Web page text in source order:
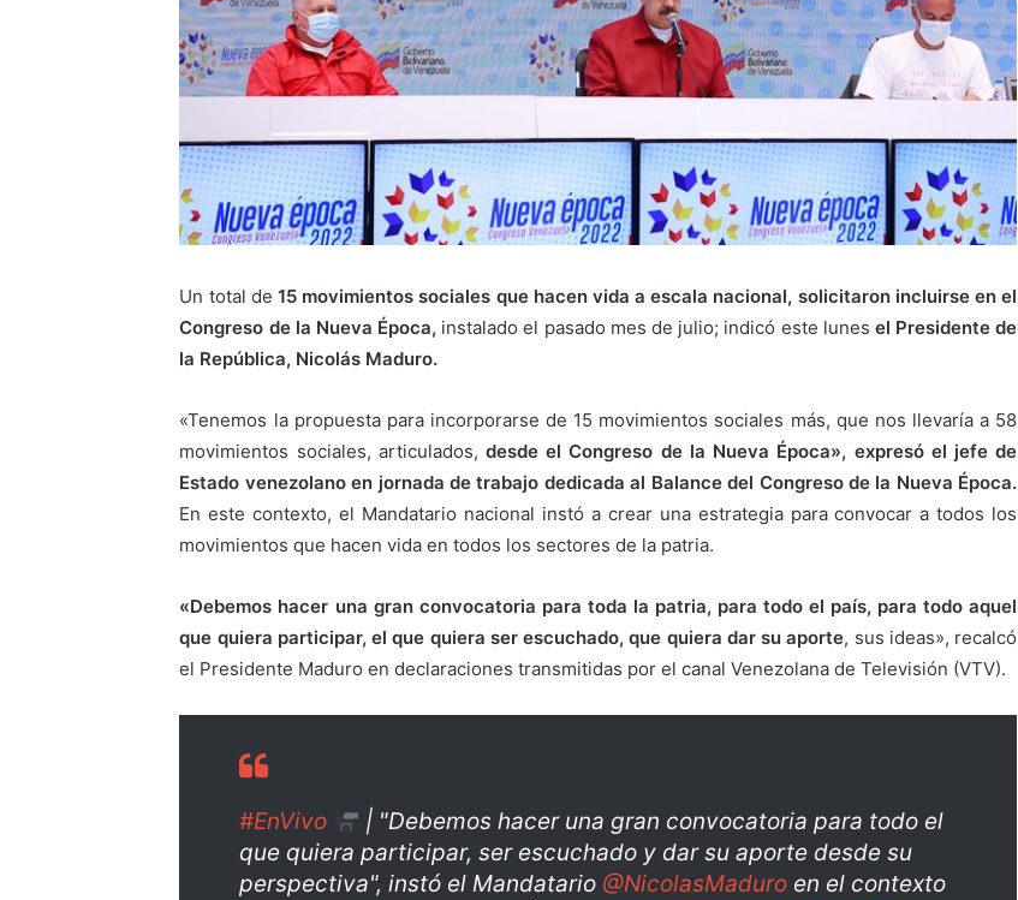
Un total de 15 movimientos sociales que hacen vida a escala nacional, solicitaron incluirse en el
Congreso de la Nueva Época, instalado el pasado mes de julio; indicó este lunes el Presidente de
la República, Nicolás Maduro.
«Tenemos la propuesta para incorporarse de 15 movimientos sociales más, que nos llevaría a 58
movimientos sociales, articulados,desde el Congreso de la Nueva Época», expresó el jefe de
Estado venezolano en jornada de trabajo dedicada al Balance del Congreso de la Nueva Época.
En este contexto, el Mandatario nacional instó a crear una estrategia para convocar a todos los
movimientos que hacen vida en todos los sectores de la patria.
«Debemos hacer una gran convocatoria para toda la patria, para todo el país, para todo aquel
que quiera participar, el que quiera ser escuchado, que quiera dar su aporte, sus ideas», recalcó
el Presidente Maduro en declaraciones transmitidas por el canal Venezolana de Televisión (VTV).
#EnVivo
| "Debemos hacer una gran convocatoria para todo el
que quiera participar, ser escuchado y dar su aporte desde su
perspectiva", instó el Mandatario @NicolasMaduro en el contexto